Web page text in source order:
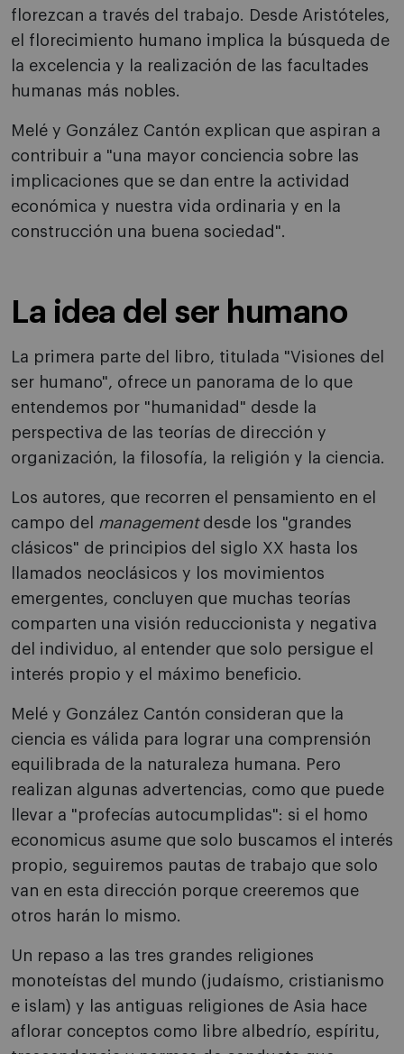
florezcan a través del trabajo. Desde Aristóteles,
el florecimiento humano implica la búsqueda de
la excelencia y la realización de las facultades
humanas más nobles.
Melé y González Cantón explican que aspiran a
contribuir a "una mayor conciencia sobre las
implicaciones que se dan entre la actividad
económica y nuestra vida ordinaria y en la
construcción una buena sociedad".
La idea del ser humano
La primera parte del libro, titulada "Visiones del
ser humano", ofrece un panorama de lo que
entendemos por "humanidad" desde la
perspectiva de las teorías de dirección y
organización, la filosofía, la religión y la ciencia.
Los autores, que recorren el pensamiento en el
campo del
management desde los "grandes
clásicos" de principios del siglo XX hasta los
llamados neoclásicos y los movimientos
emergentes, concluyen que muchas teorías
comparten una visión reduccionista y negativa
del individuo, al entender que solo persigue el
interés propio y el máximo beneficio.
Melé y González Cantón consideran que la
ciencia es válida para lograr una comprensión
equilibrada de la naturaleza humana. Pero
realizan algunas advertencias, como que puede
llevar a "profecías autocumplidas": si el homo
economicus asume que solo buscamos el interés
propio, seguiremos pautas de trabajo que solo
van en esta dirección porque creeremos que
otros harán lo mismo.
Un repaso a las tres grandes religiones
monoteístas del mundo (judaísmo, cristianismo
e islam) y las antiguas religiones de Asia hace
aflorar conceptos como libre albedrío, espíritu,